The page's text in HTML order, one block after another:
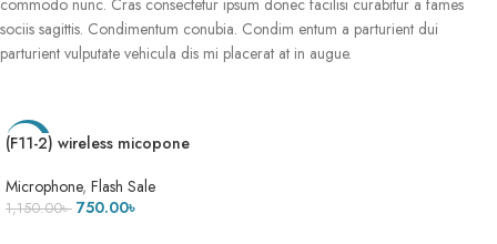
commodo nunc. Cras consectetur ipsum donec facilisi curabitur a fames
sociis sagittis. Condimentum conubia. Condim entum a parturient dui
parturient vulputate vehicula dis mi placerat at in augue.
-35%
(F11-2) wireless micopone
Microphone, Flash Sale
1,150.00৳ 750.00৳